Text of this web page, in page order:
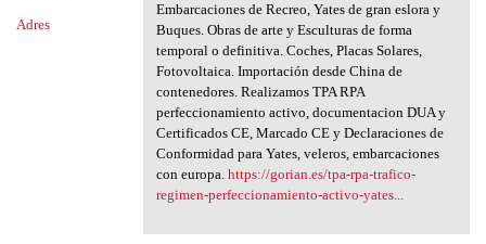
Adres
Embarcaciones de Recreo, Yates de gran eslora y
Buques. Obras de arte y Esculturas de forma
temporal o definitiva. Coches, Placas Solares,
Fotovoltaica. Importación desde China de
contenedores. Realizamos TPA RPA
perfeccionamiento activo, documentacion DUA y
Certificados CE, Marcado CE y Declaraciones de
Conformidad para Yates, veleros, embarcaciones
con europa. https://gorian.es/tpa-rpa-trafico-
regimen-perfeccionamiento-activo-yates...